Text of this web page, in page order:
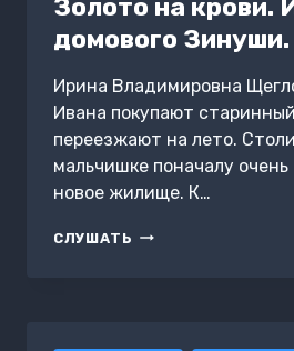
Золото на крови.
домового Зинуши.
Ирина Владимировна
Ивана покупают
переезжают на лето.
мальчишке поначалу
новое жилище. К…
СЛУШАТЬ ЗОЛОТО